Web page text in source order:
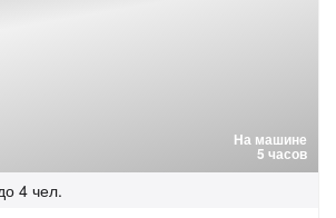
На машине
5 часов
4 чел.